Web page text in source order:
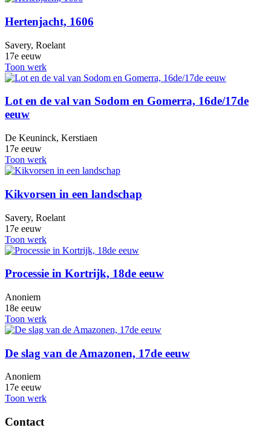
Hertenjacht, 1606
Savery, Roelant
17e eeuw
Toon werk
Lot en de val van Sodom en Gomerra, 16de/17de
eeuw
De Keuninck, Kerstiaen
17e eeuw
Toon werk
Kikvorsen in een landschap
Savery, Roelant
17e eeuw
Toon werk
Processie in Kortrijk, 18de eeuw
Anoniem
18e eeuw
Toon werk
De slag van de Amazonen, 17de eeuw
Anoniem
17e eeuw
Toon werk
Contact